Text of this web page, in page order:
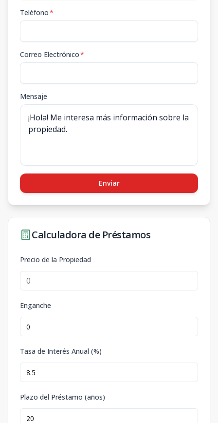
Teléfono*
Correo Electrónico*
Mensaje
Enviar
Calculadora de Préstamos
Precio de la Propiedad
Enganche
Tasa de Interés Anual (%)
Plazo del Préstamo (años)